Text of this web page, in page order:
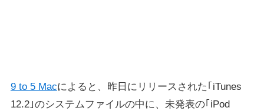
9 to 5 Macによると、昨日にリリースされた｢iTunes
12.2｣のシステムファイルの中に、未発表の｢iPod